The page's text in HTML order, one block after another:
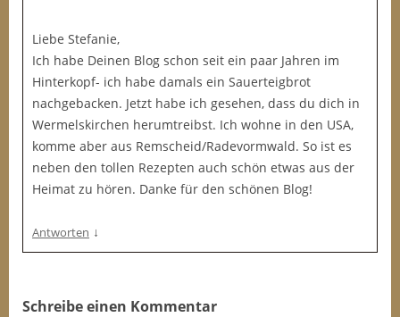
Liebe Stefanie,
Ich habe Deinen Blog schon seit ein paar Jahren im
Hinterkopf- ich habe damals ein Sauerteigbrot
nachgebacken. Jetzt habe ich gesehen, dass du dich in
Wermelskirchen herumtreibst. Ich wohne in den USA,
komme aber aus Remscheid/Radevormwald. So ist es
neben den tollen Rezepten auch schön etwas aus der
Heimat zu hören. Danke für den schönen Blog!
Antworten ↓
Schreibe einen Kommentar